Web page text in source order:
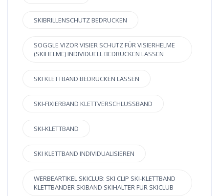
SKIBRILLENSCHUTZ BEDRUCKEN
SOGGLE VIZOR VISIER SCHUTZ FÜR VISIERHELME
(SKIHELME) INDIVIDUELL BEDRUCKEN LASSEN
SKI KLETTBAND BEDRUCKEN LASSEN
SKI-FIXIERBAND KLETTVERSCHLUSSBAND
SKI-KLETTBAND
SKI KLETTBAND INDIVIDUALISIEREN
WERBEARTIKEL SKICLUB: SKI CLIP SKI-KLETTBAND
KLETTBÄNDER SKIBAND SKIHALTER FÜR SKICLUB